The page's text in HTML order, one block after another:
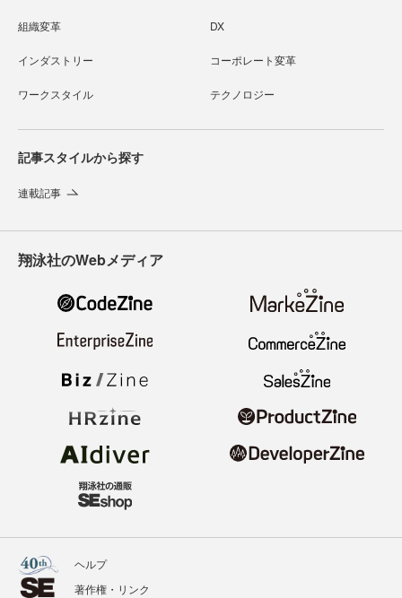
組織変革 DX
インダストリー コーポレート変革
ワークスタイル テクノロジー
記事スタイルから探す
連載記事
翔泳社のWebメディア
ヘルプ
著作権・リンク